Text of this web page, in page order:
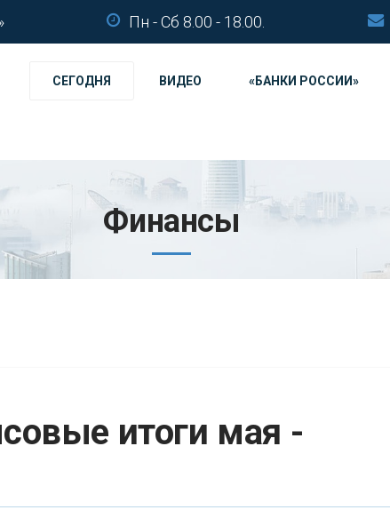
Пн - Сб 8.00 - 18.00.
СЕГОДНЯ ВИДЕО «БАНКИ РОССИИ»
Финансы
итоги мая -